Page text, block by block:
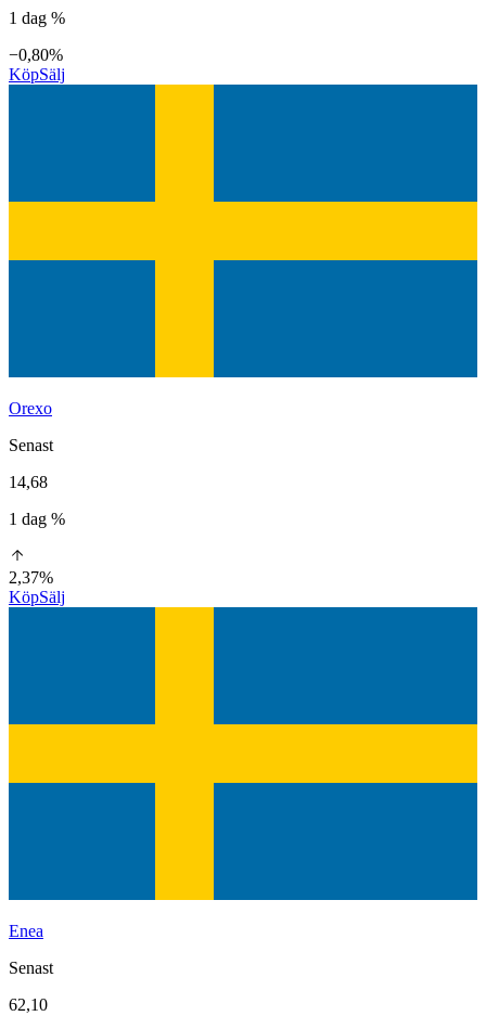
1 dag %
−0,80%
KöpSälj
Orexo
Senast
14,68
1 dag %
2,37%
KöpSälj
Enea
Senast
62,10